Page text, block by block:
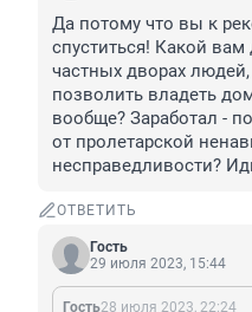
Да потому что вы к
спуститься! Какой вам
частных дворах
позволить владеть
вообще? Заработал -
от пролетарской
несправедливости?
ОТВЕТИТЬ
Гость
29 июля 2023, 15:44
Гость28 июля 2023, 22:24